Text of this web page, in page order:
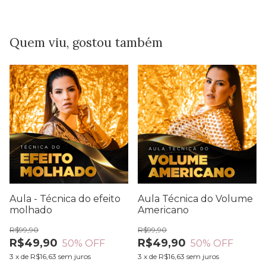
Quem viu, gostou também
Aula - Técnica do efeito
molhado
R$49,90
R$99,90
50% OFF
3 x de R$16,63 sem juros
Aula Técnica do Volume
Americano
R$49,90
R$99,90
50% OFF
3 x de R$16,63 sem juros